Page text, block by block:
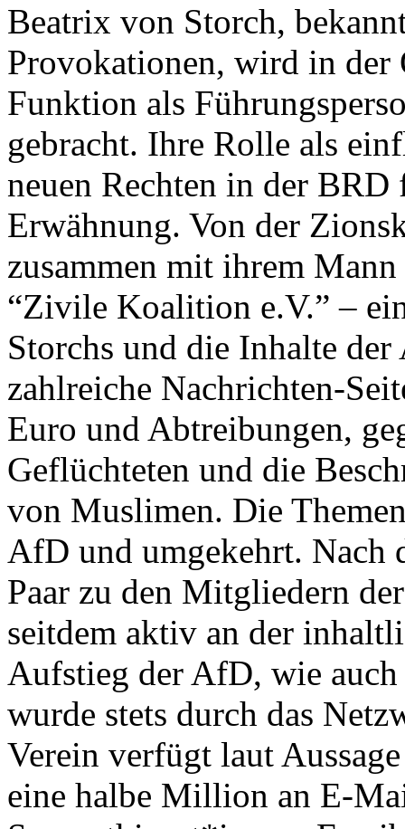
Beatrix von Storch,
Provokationen, wird in
Funktion als
gebracht. Ihre Rolle als
neuen Rechten in der BRD
Erwähnung. Von der
zusammen mit ihrem
“Zivile Koalition e.V.” –
Storchs und die Inhalte
zahlreiche Nachrichten-
Euro und Abtreibungen,
Geflüchteten und die
von Muslimen. Die
AfD und umgekehrt. Nach
Paar zu den Mitgliedern
seitdem aktiv an der
Aufstieg der AfD, wie
wurde stets durch das
Verein verfügt laut
eine halbe Million an E-